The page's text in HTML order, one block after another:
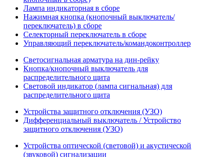
Лампа индикаторная в сборе
Нажимная кнопка (кнопочный выключатель/
переключатель) в сборе
Селекторный переключатель в сборе
Управляющий переключатель/командоконтроллер
Светосигнальная арматура на дин-рейку
Кнопка/кнопочный выключатель для
распределительного щита
Световой индикатор (лампа сигнальная) для
распределительного щита
Устройства защитного отключения (УЗО)
Дифференциальный выключатель / Устройство
защитного отключения (УЗО)
Устройства оптической (световой) и акустической
(звуковой) сигнализации